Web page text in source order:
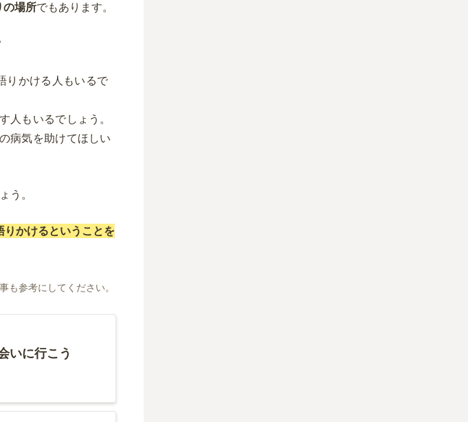
の場所でもあります。
りかける人もいるで
人もいるでしょう。
病気を助けてほしい
う。
りかけるということを
も参考にしてください。
いに行こう